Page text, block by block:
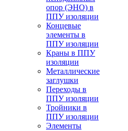
опор (ЭНО) в
ППУ изоляции
Концевые
элементы в
ППУ изоляции
Краны в ППУ
изоляции
Металлические
заглушки
Переходы в
ППУ изоляции
Тройники в
ППУ изоляции
Элементы